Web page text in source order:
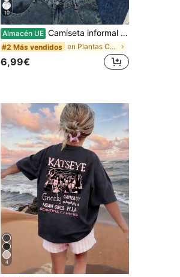
10
Almacén UE Camiseta informal de 2 en 1 para niña preadolescente. Esta camiseta presenta estampados de lema con letras y gráficos de automóviles, con diseño de mangas cortas con hombros descubiertos, adecuada para actividades de ocio de verano, compras y toma de fotos.
#2 Más vendidos en Plantas Camisetas para niñas preadolescentes
6,99€
4